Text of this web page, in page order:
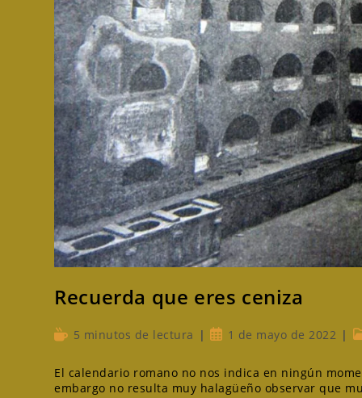
Recuerda que eres ceniza
Tiempo
lectura:
5 minutos de lectura
Publicación
la
entrada:
1 de mayo de 2022
la
El calendario romano no nos indica en ningún
embargo no resulta muy halagüeño observar que